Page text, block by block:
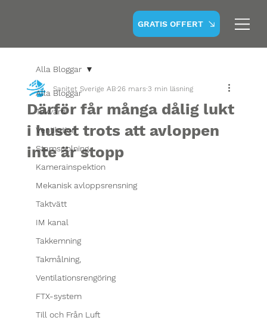
GRATIS OFFERT
Alla Bloggar
Takvård
Ventilation
Stamspolning
Kamerainspektion
Mekanisk avloppsrensning
Taktvätt
IM kanal
Takkemning
Takmålning,
Ventilationsrengöring
FTX-system
Till och Från Luft
Alla Bloggar
Därför får många dålig lukt
i huset trots att avloppen
inte är stopp
Sanitet Sverige AB26 mars 3 min läsning